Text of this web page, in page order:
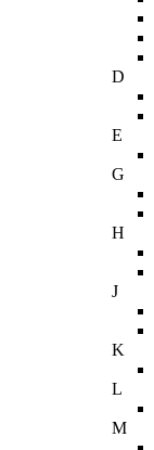
D
E
G
H
J
K
L
M